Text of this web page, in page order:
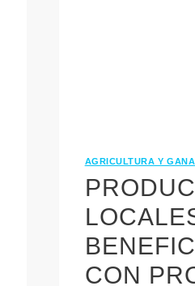
AGRICULTURA Y
CON